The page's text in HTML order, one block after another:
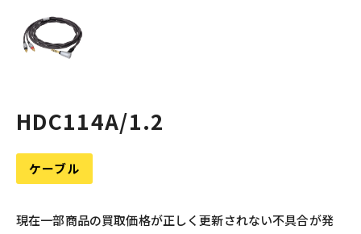
HDC114A/1.2
ケーブル
現在一部商品の買取価格が正しく更新されない不具合が発